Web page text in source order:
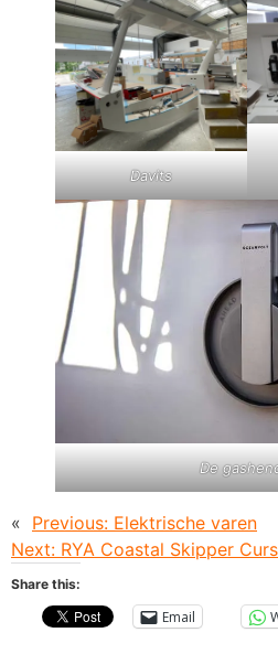
Davits
De
« Previous: Elektrische varen
Next: RYA Coastal Skipper
Share this:
Email